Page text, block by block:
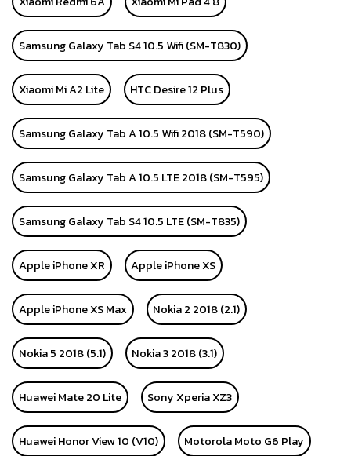
Samsung Galaxy Tab S4 10.5 Wifi (SM-T830)
Xiaomi Mi A2 Lite HTC Desire 12 Plus
Samsung Galaxy Tab A 10.5 Wifi 2018 (SM-T590)
Samsung Galaxy Tab A 10.5 LTE 2018 (SM-T595)
Samsung Galaxy Tab S4 10.5 LTE (SM-T835)
Apple iPhone XR Apple iPhone XS
Apple iPhone XS Max Nokia 2 2018 (2.1)
Nokia 5 2018 (5.1) Nokia 3 2018 (3.1)
Huawei Mate 20 Lite Sony Xperia XZ3
Huawei Honor View 10 (V10) Motorola Moto G6 Play